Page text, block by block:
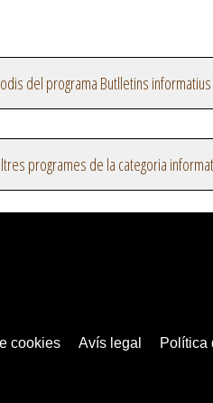
del programa Butlletins informatius
programes de la categoria
cookies Avís legal Política